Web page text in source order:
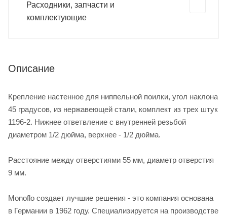
Расходники, запчасти и
комплектующие
Описание
Крепление настенное для ниппельной поилки, угол наклона
45 градусов, из нержавеющей стали, комплект из трех штук
1196-2. Нижнее ответвление с внутренней резьбой
диаметром 1/2 дюйма, верхнее - 1/2 дюйма.
Расстояние между отверстиями 55 мм, диаметр отверстия
9 мм.
Monoflo создает лучшие решения - это компания основана
в Германии в 1962 году. Специализируется на производстве